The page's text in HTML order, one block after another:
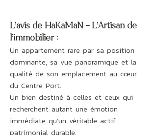
L’avis de HaKaMaN – L’Artisan de
l’immobilier :
Un appartement rare par sa position
dominante, sa vue panoramique et la
qualité de son emplacement au cœur
du Centre Port.
Un bien destiné à celles et ceux qui
recherchent autant une émotion
immédiate qu’un véritable actif
patrimonial durable.